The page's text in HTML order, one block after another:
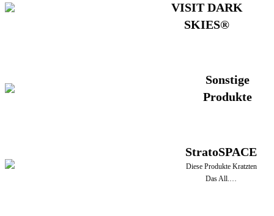
VISIT DARK
SKIES®
Sonstige
Produkte
StratoSPACE
Diese Produkte Kratzten
Das All.…